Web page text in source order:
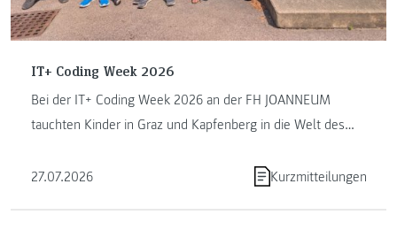
IT+ Coding Week 2026
Bei der IT+ Coding Week 2026 an der FH JOANNEUM
tauchten Kinder in Graz und Kapfenberg in die Welt des
27.07.2026
Kurzmitteilungen